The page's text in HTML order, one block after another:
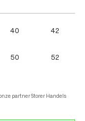
40 42
50 52
partner Storer Handels